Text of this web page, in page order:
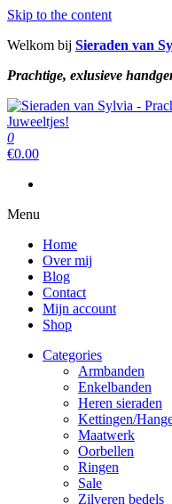
Skip to the content
Welkom bij Sieraden van
Prachtige, exlusieve
Sieraden van Sylvia
Prachtige, exclusieve
Sieraden van Sylvia
Prachtige, exclusieve
0
€0.00
Menu
Home
Over mij
Blog
Contact
Mijn account
Shop
Categories
Armbanden
Enkelbanden
Heren sieraden
Kettingen/
Maatwerk
Oorbellen
Ringen
Sale
Zilveren bedels